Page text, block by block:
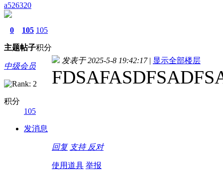
a526320
0
主题
105
帖子
105
积分
中级会员
积分
105
发消息
发表于 2025-5-8 19:42:17 | 显示全部楼层
回复 支持 反对
使用道具 举报